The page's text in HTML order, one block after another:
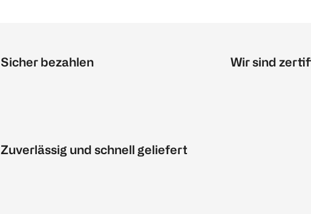
Sicher bezahlen
Zuverlässig und schnell geliefert
Wir sind